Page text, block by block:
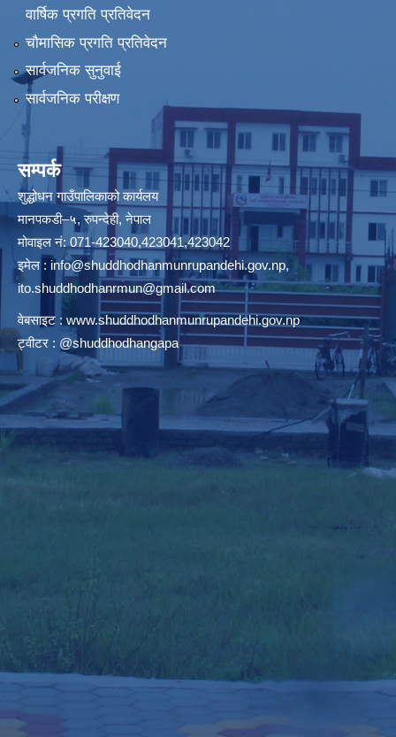
वार्षिक प्रगति प्रतिवेदन
चौमासिक प्रगति प्रतिवेदन
सार्वजनिक सुनुवाई
सार्वजनिक परीक्षण
सम्पर्क
शुद्धोधन गाउँपालिकाको कार्यलय
मानपकडी–५, रुपन्देही, नेपाल
मोवाइल नं: 071-423040,423041,423042
इमेल : info@shuddhodhanmunrupandehi.gov.np,
ito.shuddhodhanrmun@gmail.com
वेबसाइट : www.shuddhodhanmunrupandehi.gov.np
ट्वीटर : @shuddhodhangapa